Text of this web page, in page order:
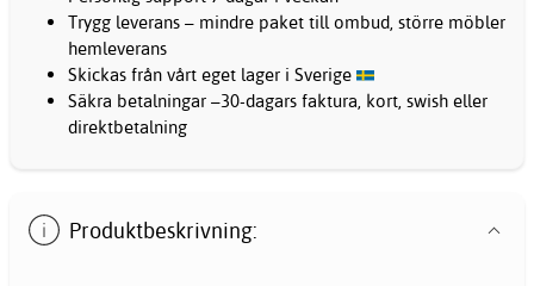
Trygg leverans – mindre paket till ombud, större möbler
hemleverans
Skickas från vårt eget lager i Sverige
Säkra betalningar –30-dagars faktura, kort, swish eller
direktbetalning
Produktbeskrivning: